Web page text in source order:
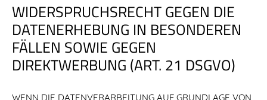
WIDERSPRUCHSRECHT GEGEN DIE
DATENERHEBUNG IN BESONDEREN
FÄLLEN SOWIE GEGEN
DIREKTWERBUNG (ART. 21 DSGVO)
WENN DIE DATENVERARBEITUNG AUF GRUNDLAGE VON